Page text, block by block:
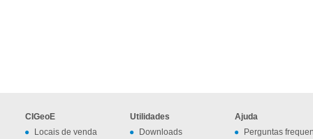
CIGeoE
Locais de venda
Utilidades
Downloads
Ajuda
Perguntas